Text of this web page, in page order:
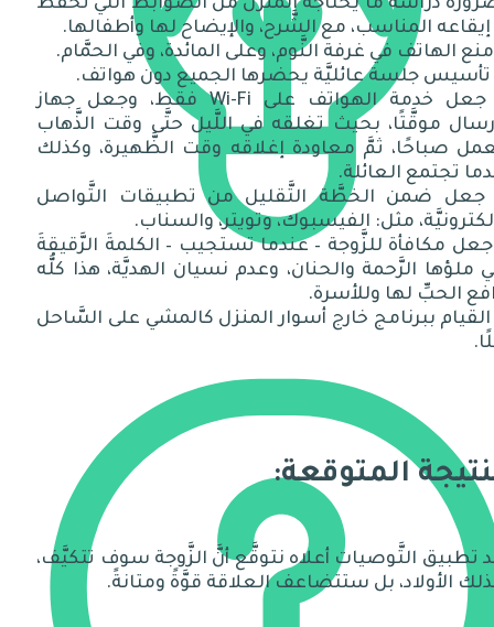
دراسة ما يحتاجه المنزل من الضَّوابط التي تَحفظ
إيقاعه المناسب، مع الشَّرح، والإيضاح لها وأطفالها.
٤- جعل خدمة الهواتف على Wi-Fi فقط، وجعل جهاز
موقَّتًا، بحيث تغلقه في اللَّيل حتَّى وقت الذَّهاب
صباحًا، ثمَّ معاودة إغلاقه وقت الظَّهيرة، وكذلك
تجتمع العائلة.
جعل ضمن الخطَّة التَّقليل من تطبيقات التَّواصل
مثل: الفيسبوك، وتويتر، والسناب.
جعل مكافأة للزَّوجة – عندما تستجيب – الكلمةَ الرَّقيقةَ
ملؤها الرَّحمة والحنان، وعدم نسيان الهديَّة، هذا كلُّه
الحبِّ لها وللأسرة.
القيام ببرنامج خارج أسوار المنزل كالمشي على السَّاحل
المتوقعة:
تطبيق التَّوصيات أعلاه نتوقَّع أنَّ الزَّوجة سوف تتكيَّف،
الأولاد، بل ستتضاعف العلاقة قوَّةً ومتانةً.